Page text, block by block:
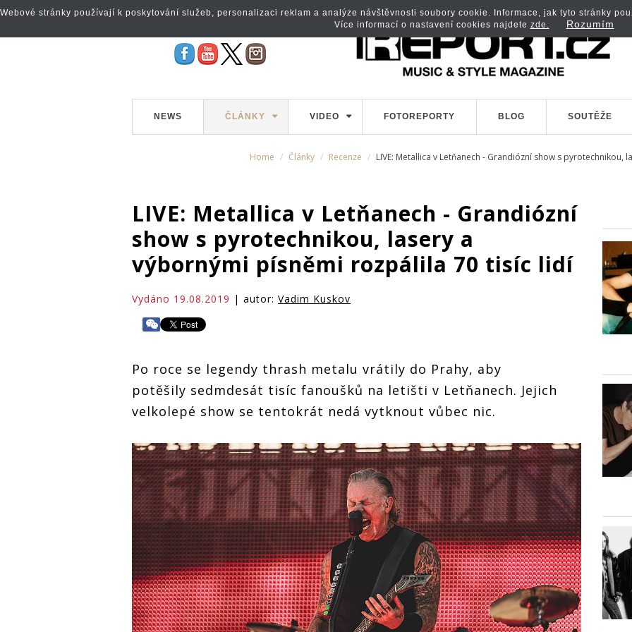
NEWS ČLÁNKY VIDEO FOTOREPORTY BLOG SOUTĚŽE
Home Články Recenze LIVE: Metallica v Letňanech - Grandiózní show s
LIVE: Metallica v Letňanech - Grandiózní
show s pyrotechnikou, lasery a
výbornými písněmi rozpálila 70 tisíc lidí
Vydáno 19.08.2019 | autor: Vadim Kuskov
Po roce se legendy thrash metalu vrátily do Prahy, aby
potěšily sedmdesát tisíc fanoušků na letišti v Letňanech. Jejich
velkolepé show se tentokrát nedá vytknout vůbec nic.
Webové stránky používají k poskytování služeb, personalizaci reklam a analýze návštěvnosti soubory cookie. Informace, jak tyto stránky
Více informací o nastavení cookies najdete zde. Rozumím